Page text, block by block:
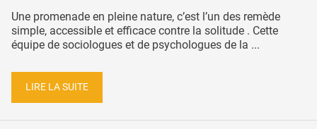
Une promenade en pleine nature, c’est l’un des remède
simple, accessible et efficace contre la solitude . Cette
équipe de sociologues et de psychologues de la ...
LIRE LA SUITE